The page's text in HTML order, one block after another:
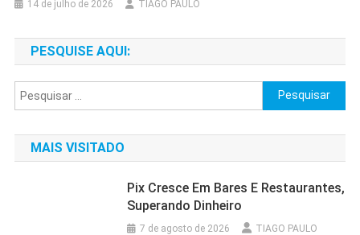
14 de julho de 2026 TIAGO PAULO
PESQUISE AQUI:
Pesquisar
por:
MAIS VISITADO
Pix Cresce Em Bares E Restaurantes,
Superando Dinheiro
7 de agosto de 2026 TIAGO PAULO